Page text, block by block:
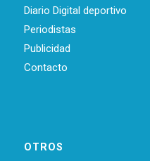
Diario Digital deportivo
Periodistas
Publicidad
Contacto
OTROS